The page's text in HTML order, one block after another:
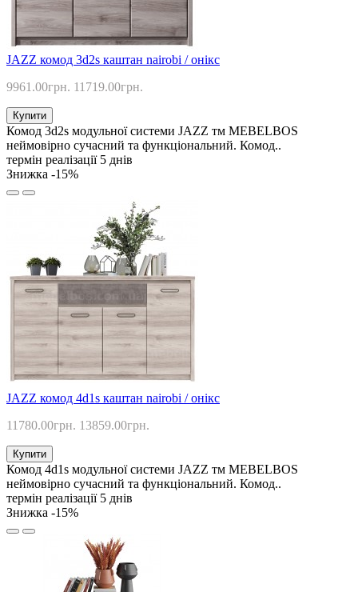
JAZZ комод 3d2s каштан nairobi / онікс
9961.00грн. 11719.00грн.
Купити
Комод 3d2s модульної системи JAZZ тм MEBELBOS
неймовірно сучасний та функціональний. Комод..
термін реалізації 5 днів
Знижка -15%
JAZZ комод 4d1s каштан nairobi / онікс
11780.00грн. 13859.00грн.
Купити
Комод 4d1s модульної системи JAZZ тм MEBELBOS
неймовірно сучасний та функціональний. Комод..
термін реалізації 5 днів
Знижка -15%